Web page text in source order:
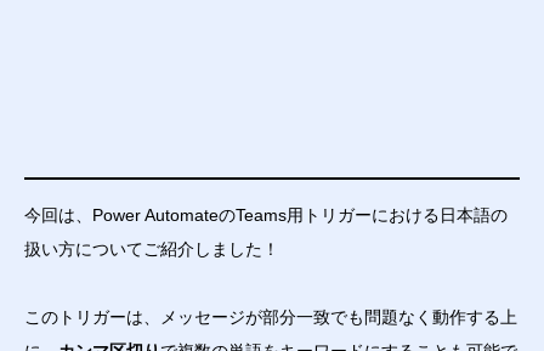
今回は、Power AutomateのTeams用トリガーにおける日本語の
扱い方についてご紹介しました！
このトリガーは、メッセージが部分一致でも問題なく動作する上